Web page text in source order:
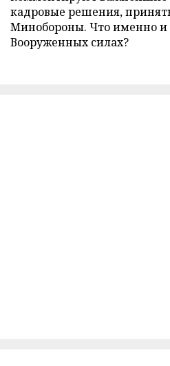
кадровые решения,
Минобороны. Что именно и
Вооруженных силах?